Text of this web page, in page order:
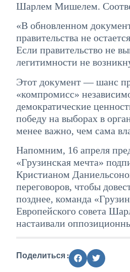
Шарлем Мишелем.
«В обновленном
правительства не
Если правительство не
легитимности не
Этот документ — шанс
«компромисс»
демократические
победу на выборах в
менее важно, чем сама
Напомним, 16 апреля
«Грузинская мечта»
Кристианом
переговоров, чтобы
позднее, команда
Европейского совета
настаивали
Поделиться :